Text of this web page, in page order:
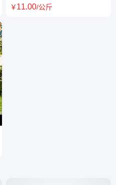
膜 防水防病虫保苗
￥11.00/公斤